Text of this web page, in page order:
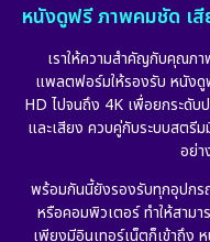
Emotional
Epic มหากาพย์
Erotic
Fantasy จินตนาการ
หนังดูฟรี ภาพคมชัด เ
เราให้ความสำคัญกับคุณภ
แพลตฟอร์มให้รองรับ หนังดู
HD ไปจนถึง 4K เพื่อยกระดั
และเสียง ควบคู่กับระบบสตรีม
อย่า
พร้อมกันนี้ยังรองรับทุกอุปกร
หรือคอมพิวเตอร์ ทำให้สาม
เพียงมีอินเทอร์เน็ตก็เข้าถึง